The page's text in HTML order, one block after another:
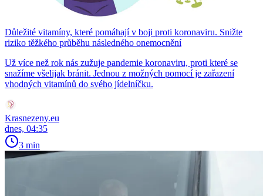
Důležité vitamíny, které pomáhají v boji proti koronaviru. Snižte
riziko těžkého průběhu následného onemocnění
Už více než rok nás zužuje pandemie koronaviru, proti které se
snažíme všelijak bránit. Jednou z možných pomocí je zařazení
vhodných vitamínů do svého jídelníčku.
Krasnezeny.eu
dnes, 04:35
3 min